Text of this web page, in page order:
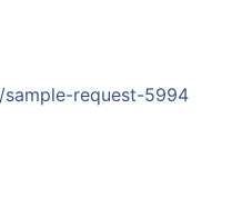
request-5994